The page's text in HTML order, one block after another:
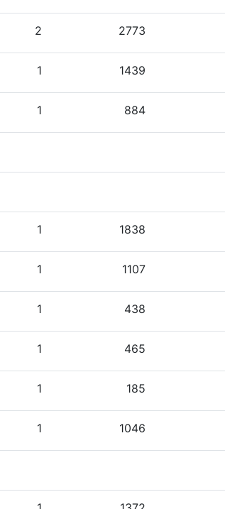
2 2773
1 1439
1 884
1 1838
1 1107
1 438
1 465
1 185
1 1046